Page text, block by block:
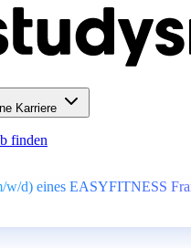
Karriere
finden
w/d) eines EASYFITNESS